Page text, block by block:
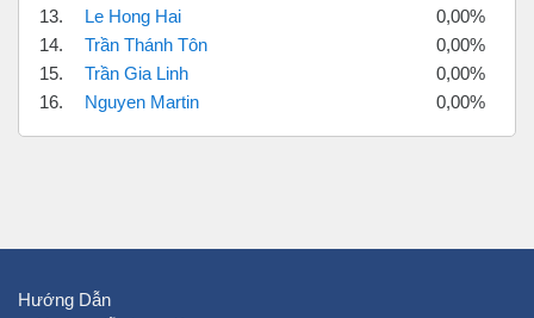
13.
Le Hong Hai
0,00%
14.
Trần Thánh Tôn
0,00%
15.
Trần Gia Linh
0,00%
16.
Nguyen Martin 0,00%
Hướng Dẫn